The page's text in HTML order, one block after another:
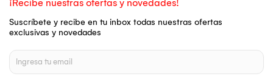
¡Recibe nuestras ofertas y novedades!
Suscríbete y recibe en tu inbox todas nuestras ofertas
exclusivas y novedades